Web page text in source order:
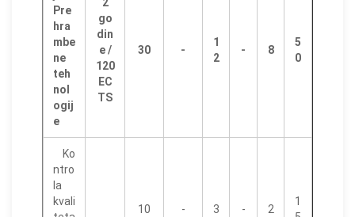
Pre
hra
mbe
ne
teh
nol
ogij
e
go
din
e /
120
EC
TS
30 -
1
2
- 8
5
0
Ko
ntro
la
kvali
10 - 3 - 2
1